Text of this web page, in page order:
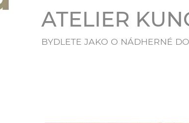
ATELIER
BYDLETE JAKO O NÁDHERNÉ